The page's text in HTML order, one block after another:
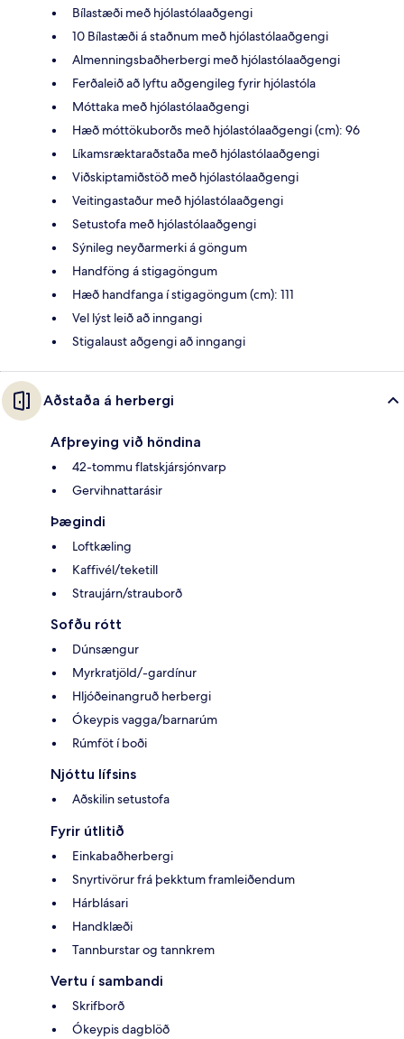
Bílastæði með hjólastólaaðgengi
10 Bílastæði á staðnum með hjólastólaaðgengi
Almenningsbaðherbergi með hjólastólaaðgengi
Ferðaleið að lyftu aðgengileg fyrir hjólastóla
Móttaka með hjólastólaaðgengi
Hæð móttökuborðs með hjólastólaaðgengi (cm): 96
Líkamsræktaraðstaða með hjólastólaaðgengi
Viðskiptamiðstöð með hjólastólaaðgengi
Veitingastaður með hjólastólaaðgengi
Setustofa með hjólastólaaðgengi
Sýnileg neyðarmerki á göngum
Handföng á stigagöngum
Hæð handfanga í stigagöngum (cm): 111
Vel lýst leið að inngangi
Stigalaust aðgengi að inngangi
Aðstaða á herbergi
Afþreying við höndina
42-tommu flatskjársjónvarp
Gervihnattarásir
Þægindi
Loftkæling
Kaffivél/teketill
Straujárn/strauborð
Sofðu rótt
Dúnsængur
Myrkratjöld/-gardínur
Hljóðeinangruð herbergi
Ókeypis vagga/barnarúm
Rúmföt í boði
Njóttu lífsins
Aðskilin setustofa
Fyrir útlitið
Einkabaðherbergi
Snyrtivörur frá þekktum framleiðendum
Hárblásari
Handklæði
Tannburstar og tannkrem
Vertu í sambandi
Skrifborð
Ókeypis dagblöð